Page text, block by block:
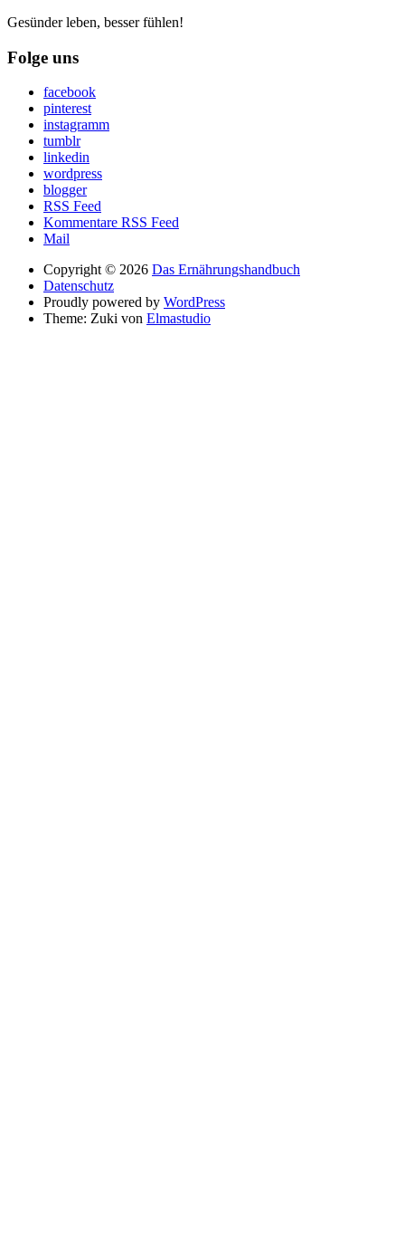
Gesünder leben, besser fühlen!
Folge uns
facebook
pinterest
instagramm
tumblr
linkedin
wordpress
blogger
RSS Feed
Kommentare RSS Feed
Mail
Copyright © 2026 Das Ernährungshandbuch
Datenschutz
Proudly powered by WordPress
Theme: Zuki von Elmastudio